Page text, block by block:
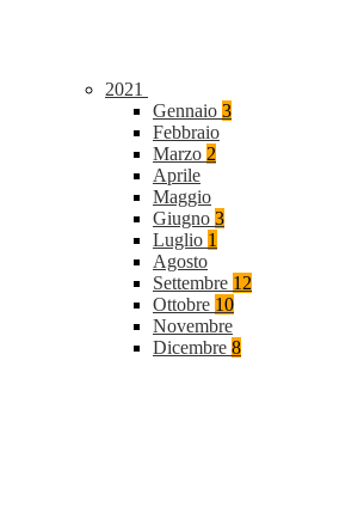
2021
Gennaio 3
Febbraio
Marzo 2
Aprile
Maggio
Giugno 3
Luglio 1
Agosto
Settembre 12
Ottobre 10
Novembre
Dicembre 8